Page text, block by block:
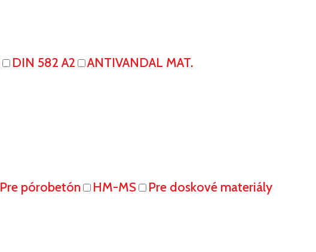
DIN 582 A2
ANTIVANDAL MAT.
Pre pórobetón HM-MS
Pre doskové materiály